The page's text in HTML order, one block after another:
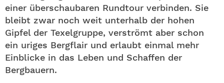
einer überschaubaren Rundtour verbinden. Sie
bleibt zwar noch weit unterhalb der hohen
Gipfel der Texelgruppe, verströmt aber schon
ein uriges Bergflair und erlaubt einmal mehr
Einblicke in das Leben und Schaffen der
Bergbauern.